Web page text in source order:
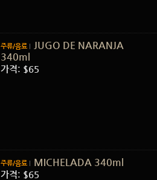
주류/음료
JUGO DE NARANJA
340ml
가격: $65
주류/음료 MICHELADA 340ml
가격: $65